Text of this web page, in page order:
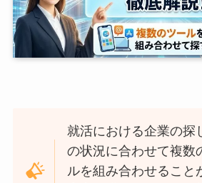
就活における企業の探
の状況に合わせて複数
ルを組み合わせること